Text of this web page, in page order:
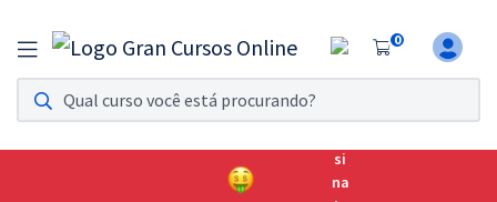
0
Assinatura Ilimitada 11
Acesso a todos os cursos. Teste grátis por 7 dias!
Assinatura OAB Até Passar